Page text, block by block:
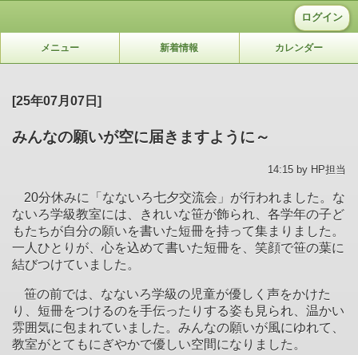
ログイン
メニュー 新着情報 カレンダー
[25年07月07日]
みんなの願いが空に届きますように～
14:15 by HP担当
20分休みに「なないろ七夕交流会」が行われました。な
ないろ学級教室には、きれいな笹が飾られ、各学年の子ど
もたちが自分の願いを書いた短冊を持って集まりました。
一人ひとりが、心を込めて書いた短冊を、笑顔で笹の葉に
結びつけていました。
笹の前では、なないろ学級の児童が優しく声をかけた
り、短冊をつけるのを手伝ったりする姿も見られ、温かい
雰囲気に包まれていました。みんなの願いが風にゆれて、
教室がとてもにぎやかで優しい空間になりました。